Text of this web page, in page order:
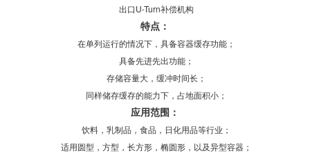
出口U-Turn补偿机构
特点：
在单列运行的情况下，具备容器缓存功能；
具备先进先出功能；
存储容量大，缓冲时间长；
同样储存缓存的能力下，占地面积小；
应用范围：
饮料，乳制品，食品，日化用品等行业；
适用圆型，方型，长方形，椭圆形，以及异型容器；